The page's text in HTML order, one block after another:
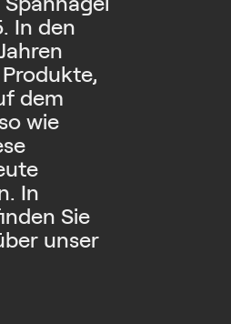
In den
dem
wie
In
Sie
unser